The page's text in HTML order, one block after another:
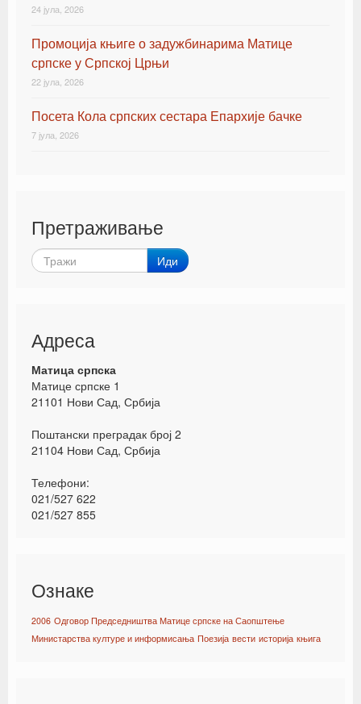
24 јула, 2026
Промоција књиге о задужбинарима Матице
српске у Српској Црњи
22 јула, 2026
Посета Кола српских сестара Епархије бачке
7 јула, 2026
Претраживање
Иди
Адреса
Матица српска
Матице српске 1
21101 Нови Сад, Србија
Поштански преградак број 2
21104 Нови Сад, Србија
Телефони:
021/527 622
021/527 855
Ознаке
2006 Одговор Председништва Матице српске на Саопштење
Министарства културе и информисања Поезија вести историја књига